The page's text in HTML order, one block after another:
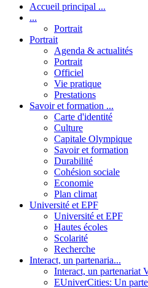
Accueil principal ...
...
Portrait
Portrait
Agenda & actualités
Portrait
Officiel
Vie pratique
Prestations
Savoir et formation ...
Carte d'identité
Culture
Capitale Olympique
Savoir et formation
Durabilité
Cohésion sociale
Economie
Plan climat
Université et EPF
Université et EPF
Hautes écoles
Scolarité
Recherche
Interact, un partenaria...
Interact, un partenariat
EUniverCities: Un